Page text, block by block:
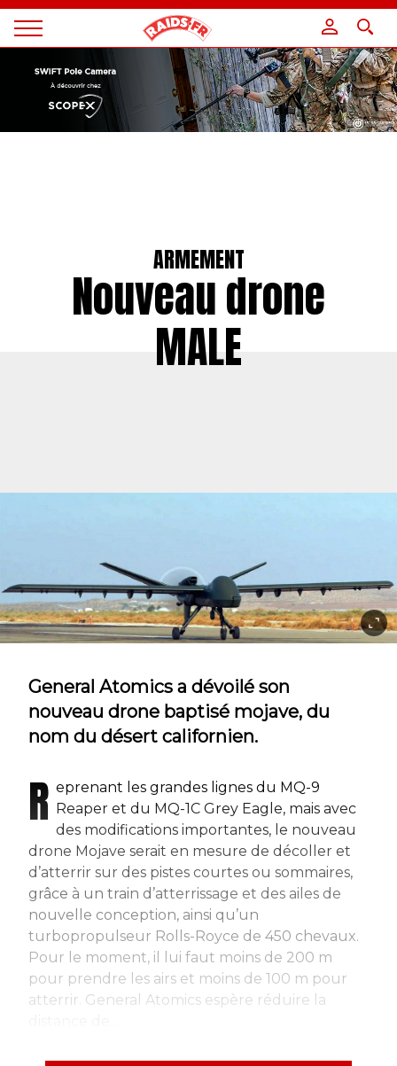
Magazine
ARMEMENT
Nouveau drone
MALE
General Atomics a dévoilé son
nouveau drone baptisé mojave, du
nom du désert californien.
R eprenant les grandes lignes du MQ-9
Reaper et du MQ-1C Grey Eagle, mais avec
des modifications importantes, le nouveau
drone Mojave serait en mesure de décoller et
d’atterrir sur des pistes courtes ou sommaires,
grâce à un train d’atterrissage et des ailes de
nouvelle conception, ainsi qu’un
turbopropulseur Rolls-Royce de 450 chevaux.
Pour le moment, il lui faut moins de 200 m
pour prendre les airs et moins de 100 m pour
atterrir. General Atomics espère réduire la
Panneau de gestion des cookies